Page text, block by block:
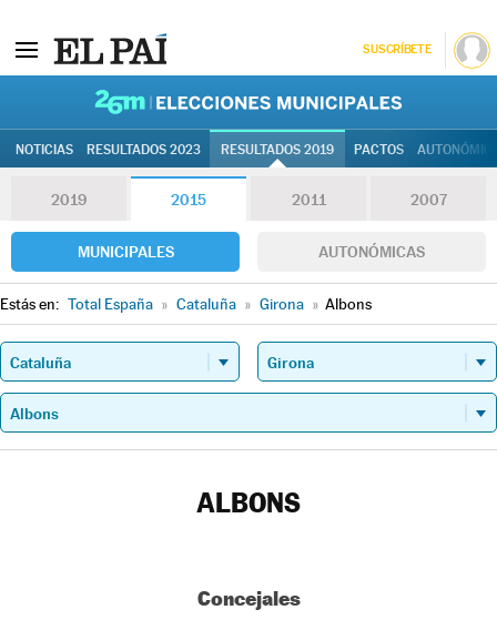
SUSCRÍBETE
NOTICIAS RESULTADOS 2023 RESULTADOS 2019 PACTOS
2019 2015 2011 2007
MUNICIPALES AUTONÓMICAS
Estás en: Total España » Cataluña » Girona » Albons
ALBONS
Concejales